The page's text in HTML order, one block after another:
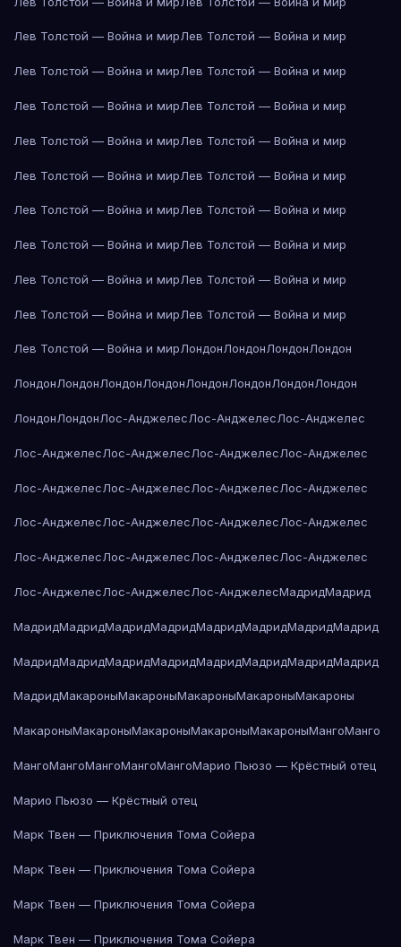
Лев Толстой — Война и мирЛев Толстой — Война и мир
Лев Толстой — Война и мирЛев Толстой — Война и мир
Лев Толстой — Война и мирЛев Толстой — Война и мир
Лев Толстой — Война и мирЛев Толстой — Война и мир
Лев Толстой — Война и мирЛев Толстой — Война и мир
Лев Толстой — Война и мирЛев Толстой — Война и мир
Лев Толстой — Война и мирЛев Толстой — Война и мир
Лев Толстой — Война и мирЛев Толстой — Война и мир
Лев Толстой — Война и мирЛев Толстой — Война и мир
Лев Толстой — Война и мирЛондонЛондонЛондонЛондон
ЛондонЛондонЛондонЛондонЛондонЛондонЛондонЛондон
ЛондонЛондонЛос-АнджелесЛос-АнджелесЛос-Анджелес
Лос-АнджелесЛос-АнджелесЛос-АнджелесЛос-Анджелес
Лос-АнджелесЛос-АнджелесЛос-АнджелесЛос-Анджелес
Лос-АнджелесЛос-АнджелесЛос-АнджелесЛос-Анджелес
Лос-АнджелесЛос-АнджелесЛос-АнджелесЛос-Анджелес
Лос-АнджелесЛос-АнджелесЛос-АнджелесМадридМадрид
МадридМадридМадридМадридМадридМадридМадридМадрид
МадридМадридМадридМадридМадридМадридМадридМадрид
МадридМакароныМакароныМакароныМакароныМакароны
МакароныМакароныМакароныМакароныМакароныМангоМанго
МангоМангоМангоМангоМангоМарио Пьюзо — Крёстный отец
Марио Пьюзо — Крёстный отец
Марк Твен — Приключения Тома Сойера
Марк Твен — Приключения Тома Сойера
Марк Твен — Приключения Тома Сойера
Марк Твен — Приключения Тома Сойера